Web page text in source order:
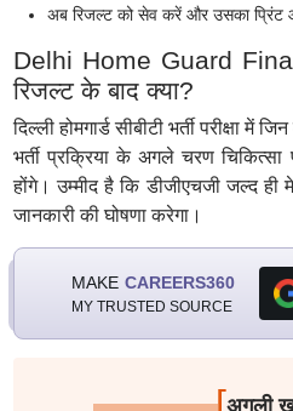
अब रिजल्ट को सेव करें और उसका
Delhi Home Guard
रिजल्ट के बाद क्या?
दिल्ली होमगार्ड सीबीटी भर्ती परीक्षा में
भर्ती प्रक्रिया के अगले चरण चिकित्सा
होंगे। उम्मीद है कि डीजीएचजी जल्द ही
जानकारी की घोषणा करेगा।
MAKE CAREERS360
MY TRUSTED SOURCE
अगली